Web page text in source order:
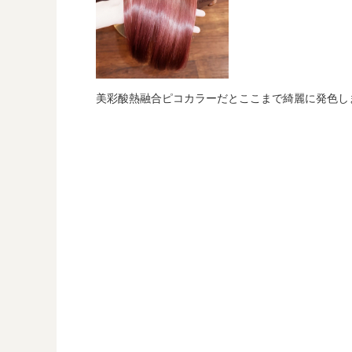
美彩酸熱融合ピコカラーだとここまで綺麗に発色